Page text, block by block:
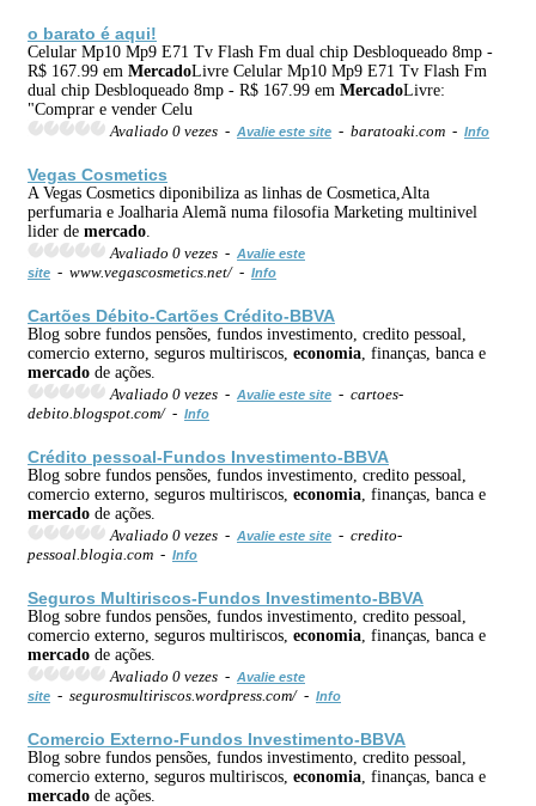
o barato é aqui!
Celular Mp10 Mp9 E71 Tv Flash Fm dual chip Desbloqueado 8mp -
R$ 167.99 em MercadoLivre Celular Mp10 Mp9 E71 Tv Flash Fm
dual chip Desbloqueado 8mp - R$ 167.99 em MercadoLivre:
"Comprar e vender Celu
Avaliado 0 vezes - Avalie este site - baratoaki.com - Info
Vegas Cosmetics
A Vegas Cosmetics diponibiliza as linhas de Cosmetica,Alta
perfumaria e Joalharia Alemã numa filosofia Marketing multinivel
lider de mercado
Avaliado 0 vezes - Avalie este
site - www.vegascosmetics.net/ - Info
Cartões Débito-Cartões Crédito-BBVA
Blog sobre fundos pensões, fundos investimento, credito pessoal,
comercio externo, seguros multiriscos, economia , finanças, banca e
mercado de ações.
Avaliado 0 vezes - Avalie este site - cartoes-
debito.blogspot.com/ - Info
Crédito pessoal-Fundos Investimento-BBVA
Blog sobre fundos pensões, fundos investimento, credito pessoal,
comercio externo, seguros multiriscos, economia , finanças, banca e
mercado de ações.
Avaliado 0 vezes - Avalie este site - credito-
pessoal.blogia.com - Info
Seguros Multiriscos-Fundos Investimento-BBVA
Blog sobre fundos pensões, fundos investimento, credito pessoal,
comercio externo, seguros multiriscos, economia , finanças, banca e
mercado de ações.
Avaliado 0 vezes - Avalie este
site - segurosmultiriscos.wordpress.com/ - Info
Comercio Externo-Fundos Investimento-BBVA
Blog sobre fundos pensões, fundos investimento, credito pessoal,
comercio externo, seguros multiriscos, economia , finanças, banca e
mercado de ações.